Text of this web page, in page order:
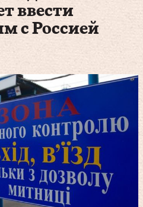
ввести
с Россией